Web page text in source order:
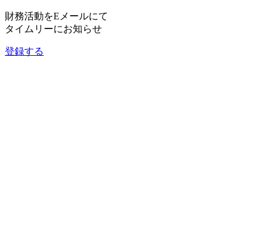
財務活動をEメールにて
タイムリーにお知らせ
登録する